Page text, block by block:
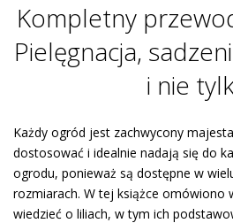
Kompletny
Pielęgnacja,
i nie
Każdy ogród jest zachwycony
dostosować i idealnie nadają się do
ogrodu, ponieważ są dostępne w
rozmiarach. W tej książce omówiono
wiedzieć o liliach, w tym ich